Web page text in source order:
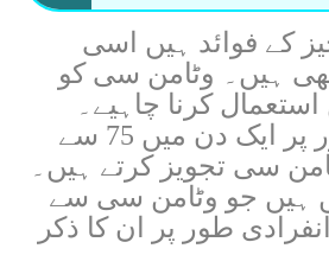
کے فوائد ہیں اسی
ہیں۔ وٹامن سی کو
کرنا چاہیے۔
ماہرین عام طور پر ایک دن میں 75 سے
سی تجویز کرتے ہیں۔
ہیں جو وٹامن سی سے
طور پر ان کا ذکر